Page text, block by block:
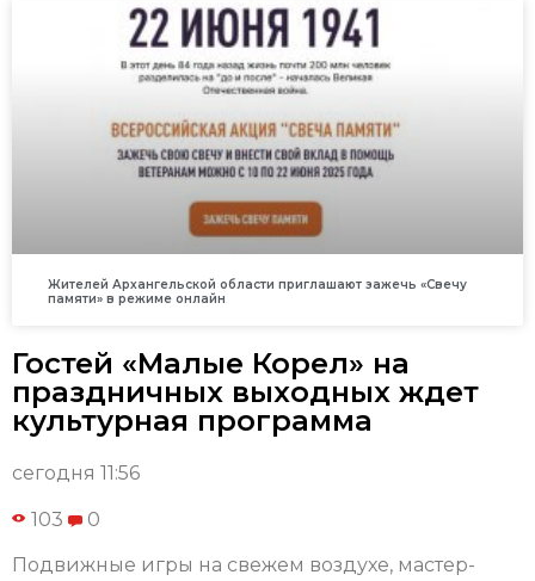
Жителей Архангельской области приглашают зажечь «Свечу
памяти» в режиме онлайн
Гостей «Малые Корел» на
праздничных выходных ждет
культурная программа
сегодня 11:56
103 0
Подвижные игры на свежем воздухе, мастер-